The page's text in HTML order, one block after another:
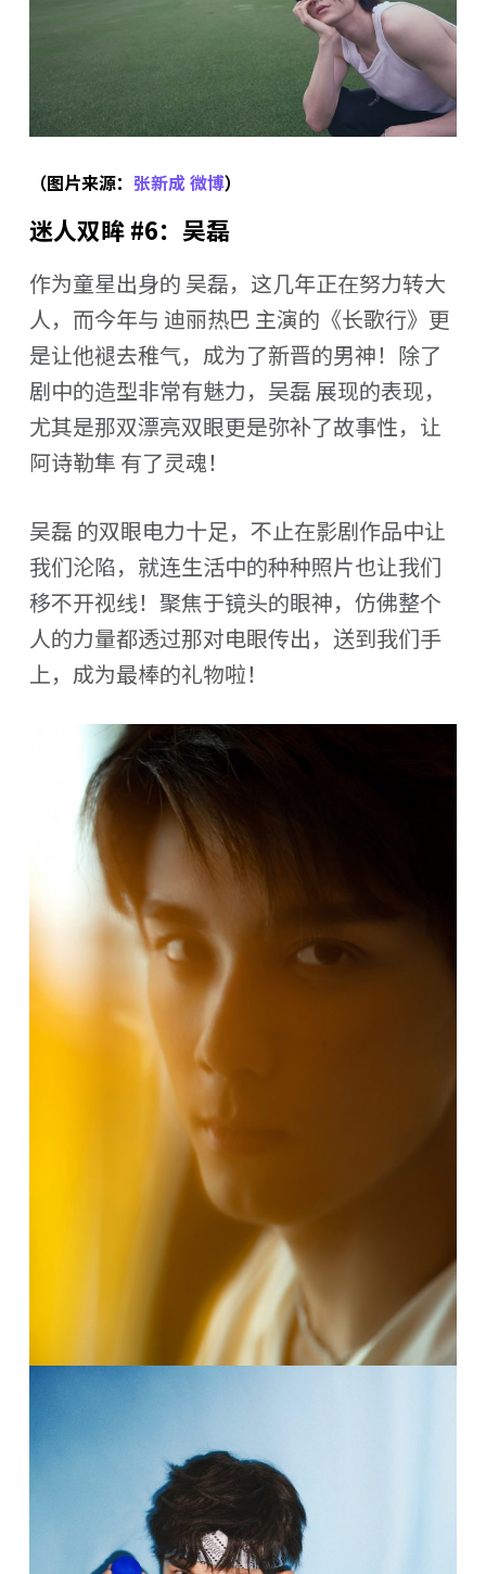
（图片来源： 张新成 微博）
迷人双眸 #6：吴磊
作为童星出身的 吴磊，这几年正在努力转大
人，而今年与 迪丽热巴 主演的《长歌行》更
是让他褪去稚气，成为了新晋的男神！除了
剧中的造型非常有魅力，吴磊 展现的表现，
尤其是那双漂亮双眼更是弥补了故事性，让
阿诗勒隼 有了灵魂！
吴磊 的双眼电力十足，不止在影剧作品中让
我们沦陷，就连生活中的种种照片也让我们
移不开视线！聚焦于镜头的眼神，仿佛整个
人的力量都透过那对电眼传出，送到我们手
上，成为最棒的礼物啦！